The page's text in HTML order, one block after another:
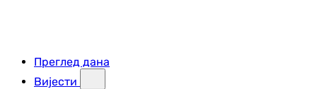
Преглед дана
Вијести